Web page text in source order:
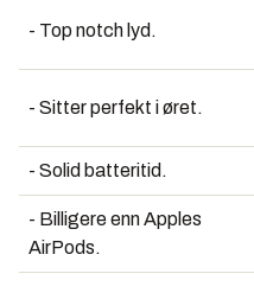
- Top notch lyd.
- Sitter perfekt i øret.
- Solid batteritid.
- Billigere enn Apples
AirPods.